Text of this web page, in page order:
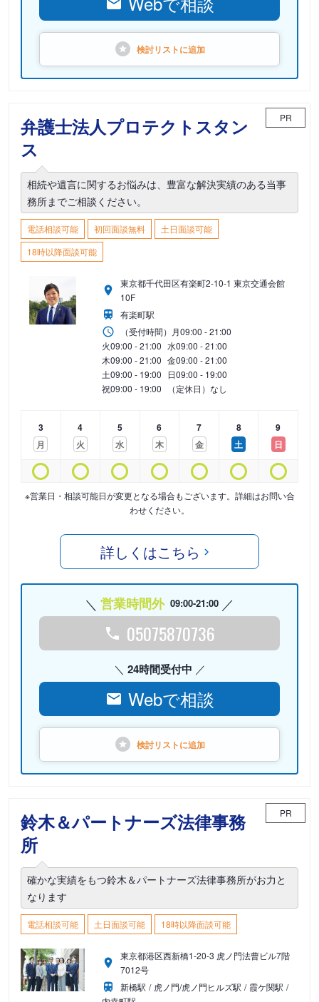
検討リストに追加
弁護士法人プロテクトスタン
ス
PR
相続や遺言に関するお悩みは、豊富な解決実績のある当事
務所までご相談ください。
電話相談可能 初回面談無料
土日面談可能
18時以降面談可能
東京都千代田区有楽町2-10-1 東京交通会館
10F
有楽町駅
（受付時間） 月09:00 - 21:00
火09:00 - 21:00 水09:00 - 21:00
木09:00 - 21:00 金09:00 - 21:00
土09:00 - 19:00 日09:00 - 19:00
祝09:00 - 19:00 （定休日）なし
3
月
4
火
5
水
6
木
7
金
8
土
9
日
※営業日・相談可能日が変更となる場合もございます。詳細はお問い合
わせください。
詳しくはこちら
営業時間外 09:00-21:00
05075870736
24時間受付中
Webで相談
検討リストに追加
鈴木＆パートナーズ法律事務
所
PR
確かな実績をもつ鈴木＆パートナーズ法律事務所がお力と
なります
電話相談可能 土日面談可能 18時以降面談可能
東京都港区西新橋1-20-3 虎ノ門法曹ビル7階
7012号
新橋駅
虎ノ門/虎ノ門ヒルズ駅
霞ケ関駅